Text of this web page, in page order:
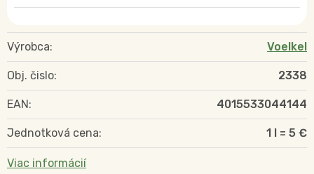
Výrobca: Voelkel
Obj. čislo: 2338
EAN: 4015533044144
Jednotková cena: 1 l = 5 €
Viac informácií